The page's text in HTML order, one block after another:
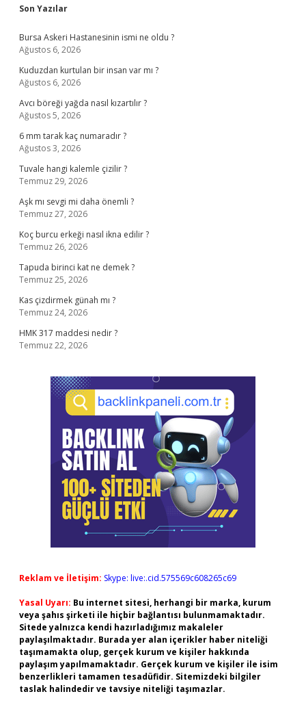
Sidebar
Son Yazılar
Bursa Askeri Hastanesinin ismi ne oldu ?
Ağustos 6, 2026
Kuduzdan kurtulan bir insan var mı ?
Ağustos 6, 2026
Avcı böreği yağda nasıl kızartılır ?
Ağustos 5, 2026
6 mm tarak kaç numaradır ?
Ağustos 3, 2026
Tuvale hangi kalemle çizilir ?
Temmuz 29, 2026
Aşk mı sevgi mi daha önemli ?
Temmuz 27, 2026
Koç burcu erkeği nasıl ikna edilir ?
Temmuz 26, 2026
Tapuda birinci kat ne demek ?
Temmuz 25, 2026
Kas çizdirmek günah mı ?
Temmuz 24, 2026
HMK 317 maddesi nedir ?
Temmuz 22, 2026
Reklam ve İletişim: Skype: live:.cid.575569c608265c69
Yasal Uyarı: Bu internet sitesi, herhangi bir marka, kurum
veya şahıs şirketi ile hiçbir bağlantısı bulunmamaktadır.
Sitede yalnızca kendi hazırladığımız makaleler
paylaşılmaktadır. Burada yer alan içerikler haber niteliği
taşımamakta olup, gerçek kurum ve kişiler hakkında
paylaşım yapılmamaktadır. Gerçek kurum ve kişiler ile isim
benzerlikleri tamamen tesadüfidir. Sitemizdeki bilgiler
taslak halindedir ve tavsiye niteliği taşımazlar.